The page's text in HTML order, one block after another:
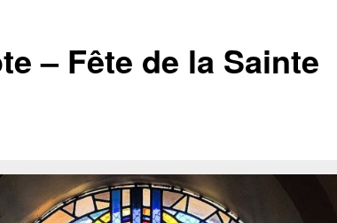
– Fête de la Sainte